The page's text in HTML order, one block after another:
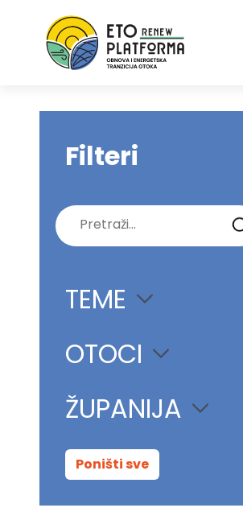
Filteri
Pretraži:
TEME
OTOCI
ŽUPANIJA
Poništi sve